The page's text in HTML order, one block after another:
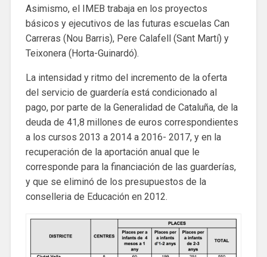
Asimismo, el IMEB trabaja en los proyectos
básicos y ejecutivos de las futuras escuelas Can
Carreras (Nou Barris), Pere Calafell (Sant Martí) y
Teixonera (Horta-Guinardó).
La intensidad y ritmo del incremento de la oferta
del servicio de guardería está condicionado al
pago, por parte de la Generalidad de Cataluña, de la
deuda de 41,8 millones de euros correspondientes
a los cursos 2013 a 2014 a 2016- 2017, y en la
recuperación de la aportación anual que le
corresponde para la financiación de las guarderías,
y que se eliminó de los presupuestos de la
conselleria de Educación en 2012.